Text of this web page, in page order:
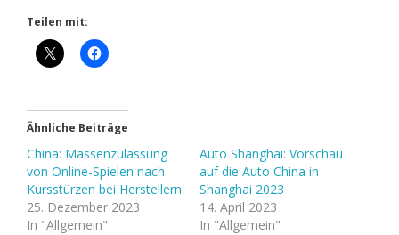
Teilen mit:
Ähnliche Beiträge
China: Massenzulassung
von Online-Spielen nach
Kursstürzen bei Herstellern
25. Dezember 2023
In "Allgemein"
Auto Shanghai: Vorschau
auf die Auto China in
Shanghai 2023
14. April 2023
In "Allgemein"